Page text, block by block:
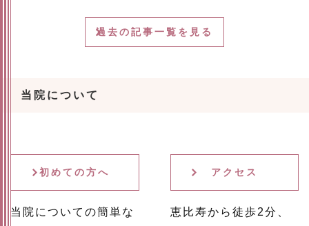
過去の記事一覧を見る
当院について
初めての方へ
当院についての簡単な
アクセス
恵比寿から徒歩2分、